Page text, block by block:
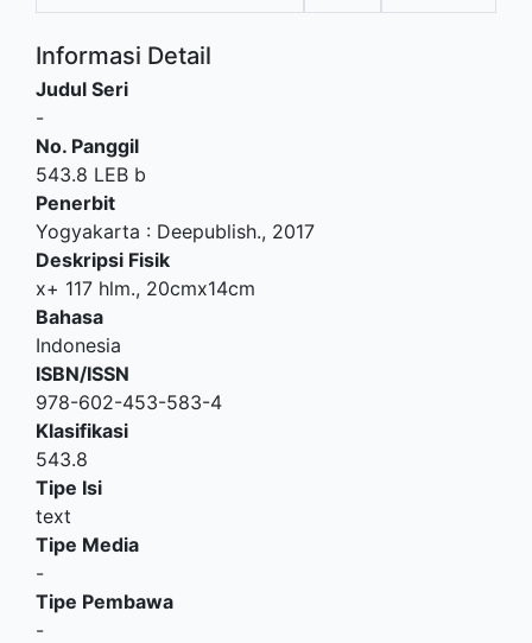
Informasi Detail
Judul Seri
-
No. Panggil
543.8 LEB b
Penerbit
Yogyakarta : Deepublish., 2017
Deskripsi Fisik
x+ 117 hlm., 20cmx14cm
Bahasa
Indonesia
ISBN/ISSN
978-602-453-583-4
Klasifikasi
543.8
Tipe Isi
text
Tipe Media
-
Tipe Pembawa
-